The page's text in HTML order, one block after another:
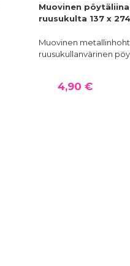
Muovinen
ruusukulta 137 x
Muovinen
ruusukullanvärinen
4,90 €